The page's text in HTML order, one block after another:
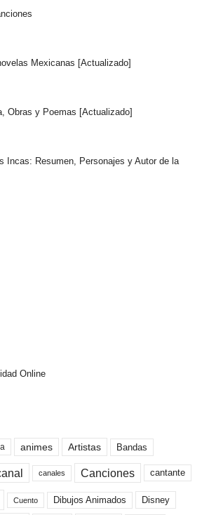
Mexicanas [Actualizado]
Obras y Poemas [Actualizado]
Incas: Resumen, Personajes y Autor de la
Online
animes Artistas Bandas
canales Canciones cantante
Cuento Dibujos Animados Disney